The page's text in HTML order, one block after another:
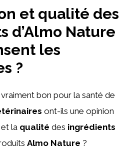
et qualité des
d’Almo Nature
les
?
bon pour la santé de
ont-ils une opinion
et la qualité des ingrédients
Almo Nature ?